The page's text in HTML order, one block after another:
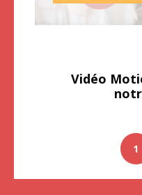
Vidéo
1